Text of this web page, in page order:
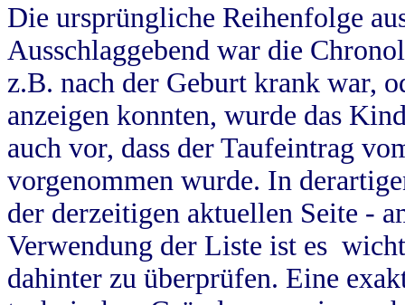
Die ursprüngliche Reihenfolge
Ausschlaggebend war die
z.B. nach der Geburt krank war,
anzeigen konnten, wurde das
auch vor, dass der Taufeintrag
vorgenommen wurde. In
der derzeitigen aktuellen Seite -
Verwendung der Liste ist es
dahinter zu überprüfen. Eine